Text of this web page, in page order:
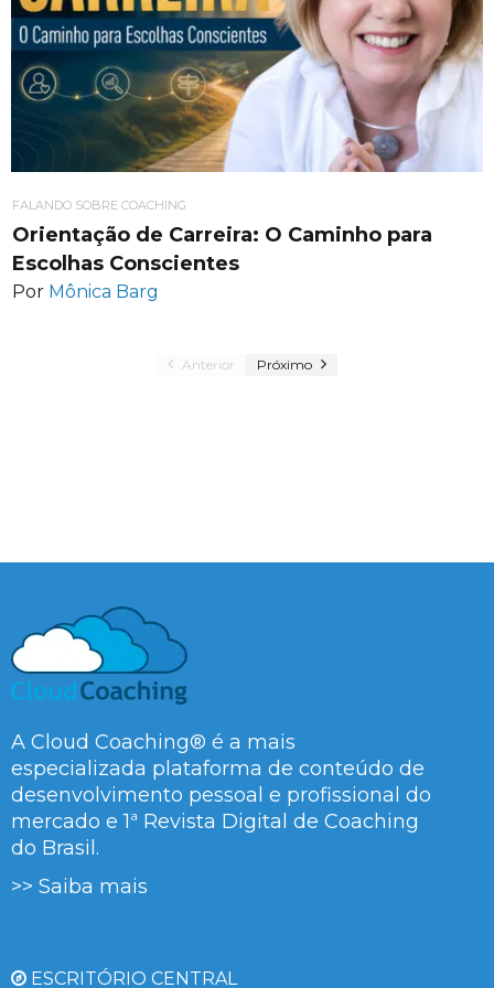
FALANDO SOBRE COACHING
Orientação de Carreira: O Caminho para
Escolhas Conscientes
Por Mônica Barg
Anterior Próximo
A Cloud Coaching® é a mais
especializada plataforma de conteúdo de
desenvolvimento pessoal e profissional do
mercado e 1ª Revista Digital de Coaching
do Brasil.
>> Saiba mais
ESCRITÓRIO CENTRAL